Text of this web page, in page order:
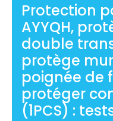
Protection
AYYQH,
double
protège
poignée de
protéger
(1PCS) :